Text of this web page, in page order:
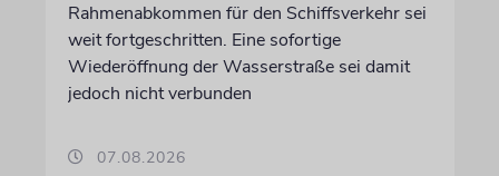
Rahmenabkommen für den Schiffsverkehr sei
weit fortgeschritten. Eine sofortige
Wiederöffnung der Wasserstraße sei damit
jedoch nicht verbunden
07.08.2026